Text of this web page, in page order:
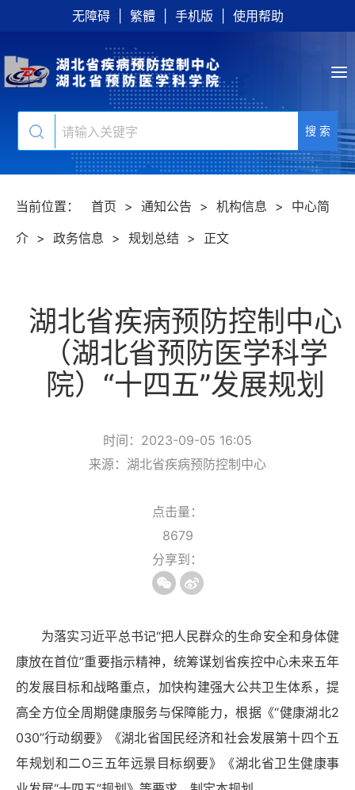
无障碍 繁體 手机版 使用帮助
搜 索
当前位置： 首页 > 通知公告 > 机构信息 >
中心简
介 > 政务信息 > 规划总结 > 正文
湖北省疾病预防控制中心
（湖北省预防医学科学
院）“十四五”发展规划
时间：2023-09-05 16:05
来源：湖北省疾病预防控制中心
点击量：
8679
分享到：
为落实习近平总书记“把人民群众的生命安全和身体健
康放在首位”重要指示精神，统筹谋划省疾控中心未来五年
的发展目标和战略重点， 加快构建强大公共卫生体系，提
高全方位全周期健康服务与保障能力，根据《“健康湖北2
030”行动纲要》《湖北省国民经济和社会发展第十四个五
年规划和二Ο三五年远景目标纲要》《湖北省卫生健康事